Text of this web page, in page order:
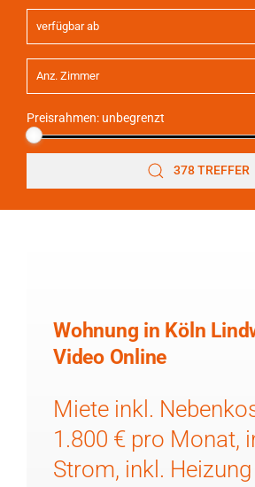
Preisrahmen: unbegrenzt
378 TREFFER
Wohnung in Köln
Video Online
Miete inkl.
1.800 € pro Monat,
Strom, inkl. Heizung